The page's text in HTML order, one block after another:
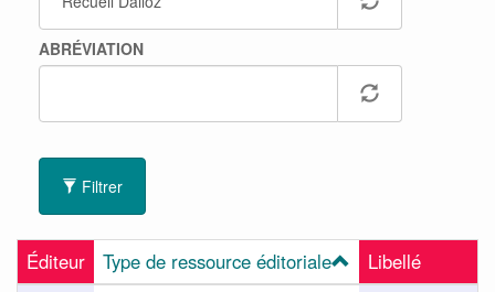
ABRÉVIATION
Filtrer
Éditeur Type de ressource éditoriale Libellé